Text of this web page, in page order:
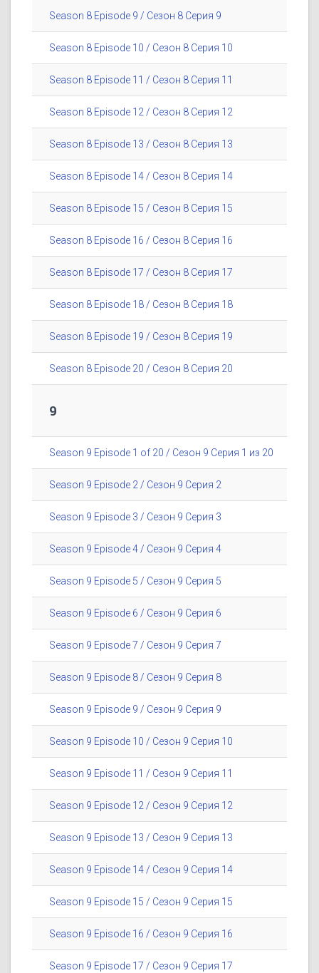
Season 8 Episode 9 / Сезон 8 Серия 9
Season 8 Episode 10 / Сезон 8 Серия 10
Season 8 Episode 11 / Сезон 8 Серия 11
Season 8 Episode 12 / Сезон 8 Серия 12
Season 8 Episode 13 / Сезон 8 Серия 13
Season 8 Episode 14 / Сезон 8 Серия 14
Season 8 Episode 15 / Сезон 8 Серия 15
Season 8 Episode 16 / Сезон 8 Серия 16
Season 8 Episode 17 / Сезон 8 Серия 17
Season 8 Episode 18 / Сезон 8 Серия 18
Season 8 Episode 19 / Сезон 8 Серия 19
Season 8 Episode 20 / Сезон 8 Серия 20
9
Season 9 Episode 1 of 20 / Сезон 9 Серия 1 из 20
Season 9 Episode 2 / Сезон 9 Серия 2
Season 9 Episode 3 / Сезон 9 Серия 3
Season 9 Episode 4 / Сезон 9 Серия 4
Season 9 Episode 5 / Сезон 9 Серия 5
Season 9 Episode 6 / Сезон 9 Серия 6
Season 9 Episode 7 / Сезон 9 Серия 7
Season 9 Episode 8 / Сезон 9 Серия 8
Season 9 Episode 9 / Сезон 9 Серия 9
Season 9 Episode 10 / Сезон 9 Серия 10
Season 9 Episode 11 / Сезон 9 Серия 11
Season 9 Episode 12 / Сезон 9 Серия 12
Season 9 Episode 13 / Сезон 9 Серия 13
Season 9 Episode 14 / Сезон 9 Серия 14
Season 9 Episode 15 / Сезон 9 Серия 15
Season 9 Episode 16 / Сезон 9 Серия 16
Season 9 Episode 17 / Сезон 9 Серия 17